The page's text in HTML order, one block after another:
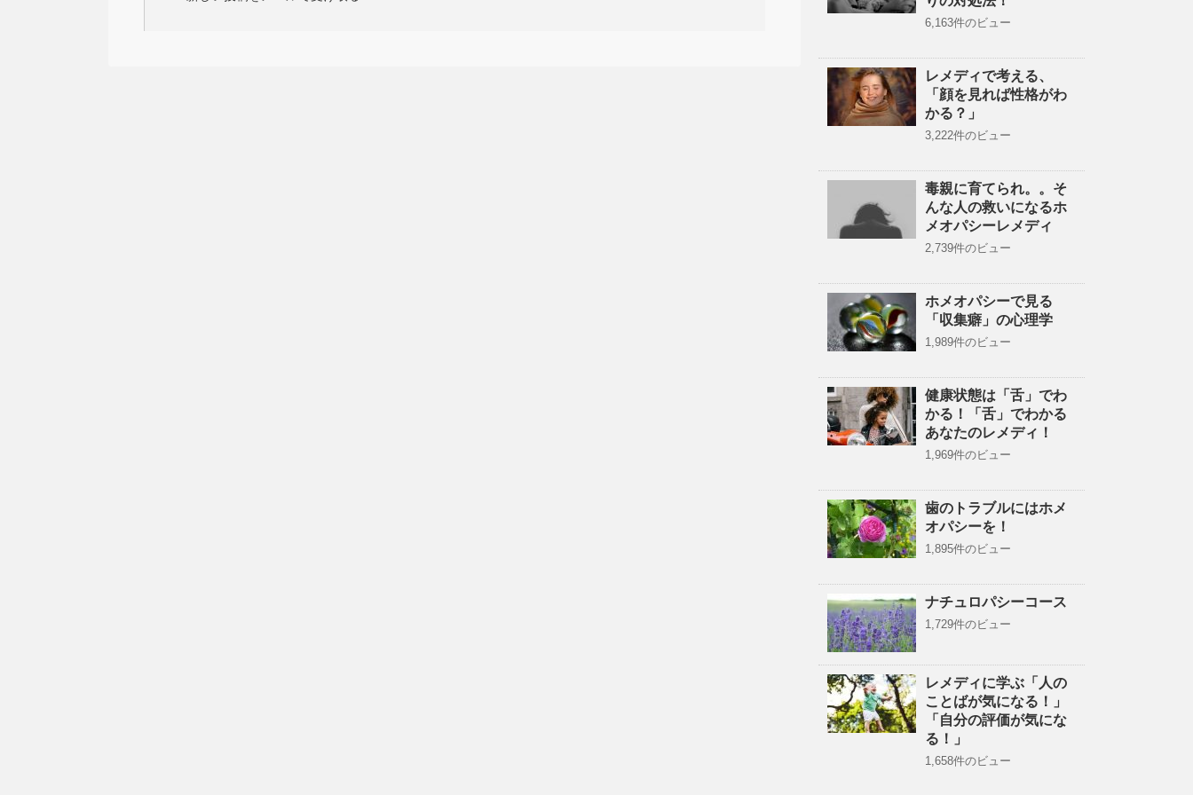
6,163件のビュー
レメディで考える、
「顔を見れば性格がわ
かる？」
3,222件のビュー
毒親に育てられ。。そ
んな人の救いになるホ
メオパシーレメディ
2,739件のビュー
ホメオパシーで見る
「収集癖」の心理学
1,989件のビュー
健康状態は「舌」でわ
かる！「舌」でわかる
あなたのレメディ！
1,969件のビュー
歯のトラブルにはホメ
オパシーを！
1,895件のビュー
ナチュロパシーコース
1,729件のビュー
レメディに学ぶ「人の
ことばが気になる！」
「自分の評価が気にな
る！」
1,658件のビュー